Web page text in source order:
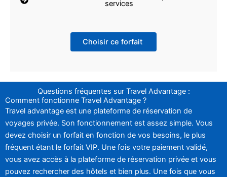
services
Choisir ce forfait
Questions fréquentes sur Travel Advantage :
Comment fonctionne Travel Advantage ?
Travel advantage est une plateforme de réservation de
voyages privée. Son fonctionnement est assez simple. Vous
devez choisir un forfait en fonction de vos besoins, le plus
fréquent étant le forfait VIP. Une fois votre paiement validé,
vous avez accès à la plateforme de réservation privée et vous
pouvez rechercher des hôtels et bien plus. Une fois que vous